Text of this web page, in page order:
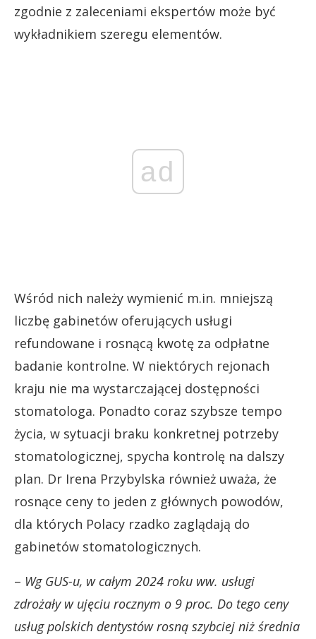
zgodnie z zaleceniami ekspertów może być
wykładnikiem szeregu elementów.
ad
Wśród nich należy wymienić m.in. mniejszą
liczbę gabinetów oferujących usługi
refundowane i rosnącą kwotę za odpłatne
badanie kontrolne. W niektórych rejonach
kraju nie ma wystarczającej dostępności
stomatologa. Ponadto coraz szybsze tempo
życia, w sytuacji braku konkretnej potrzeby
stomatologicznej, spycha kontrolę na dalszy
plan. Dr Irena Przybylska również uważa, że
rosnące ceny to jeden z głównych powodów,
dla których Polacy rzadko zaglądają do
gabinetów stomatologicznych.
– Wg GUS-u, w całym 2024 roku ww. usługi
zdrożały w ujęciu rocznym o 9 proc. Do tego ceny
usług polskich dentystów rosną szybciej niż średnia